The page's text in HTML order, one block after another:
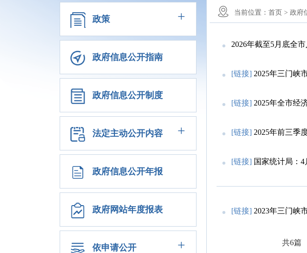
政策 +
政府信息公开指南
政府信息公开制度
法定主动公开内容 +
政府信息公开年报
政府网站年度报表
依申请公开 +
当前位置： 首页 > 政府
2026年截至5月底全
[链接] 2025年三门峡
[链接] 2025年全市经
[链接] 2025年前三季
[链接] 国家统计局：
[链接] 2023年三门峡
共6篇